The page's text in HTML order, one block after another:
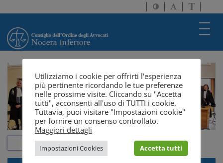
Attiva/disattiva
alto
Attiva/
dimensione
a
solo
Utilizziamo i cookie per offrirti l'esperienza
più pertinente ricordando le tue preferenze
nelle prossime visite. Cliccando su "Accetta
tutti", acconsenti all'uso di TUTTI i cookie.
Tuttavia, puoi visitare "Impostazioni cookie"
per fornire un consenso controllato.
Maggiori dettagli
Impostazioni Cookies Accetta tutti